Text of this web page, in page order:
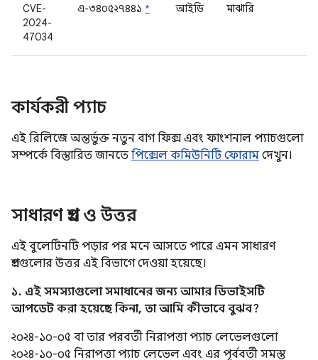
CVE-
2024-
47034
এ-৩৪০৫২৭৪৪১ * আইডি মাঝারি
কার্যকরী প্যাচ
এই রিলিজে অন্তর্ভুক্ত নতুন বাগ ফিক্স এবং ফাংশনাল প্যাচগুলো
সম্পর্কে বিস্তারিত জানতে পিক্সেল কমিউনিটি ফোরাম দেখুন।
সাধারণ প্রশ্ন ও উত্তর
এই বুলেটিনটি পড়ার পর মনে আসতে পারে এমন সাধারণ
প্রশ্নগুলোর উত্তর এই বিভাগে দেওয়া হয়েছে।
১. এই সমস্যাগুলো সমাধানের জন্য আমার ডিভাইসটি
আপডেট করা হয়েছে কিনা, তা আমি কীভাবে বুঝব?
২০২৪-১০-০৫ বা তার পরবর্তী নিরাপত্তা প্যাচ লেভেলগুলো
২০২৪-১০-০৫ নিরাপত্তা প্যাচ লেভেল এবং এর পূর্ববর্তী সমস্ত